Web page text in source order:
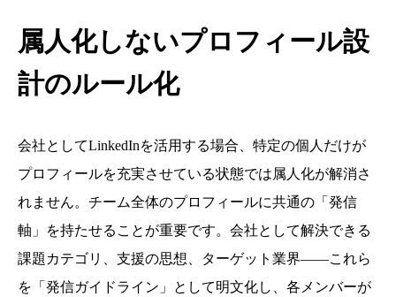
属人化しないプロフィール設
計のルール化
会社としてLinkedInを活用する場合、特定の個人だけが
プロフィールを充実させている状態では属人化が解消さ
れません。チーム全体のプロフィールに共通の「発信
軸」を持たせることが重要です。会社として解決できる
課題カテゴリ、支援の思想、ターゲット業界——これら
を「発信ガイドライン」として明文化し、各メンバーが